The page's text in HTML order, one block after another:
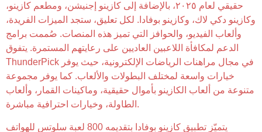
حقيقي لعام ٢٠٢٥، بالإضافة إلى كازينو إجنيشن، ومطعم كازينو،
وكازينو دكي لاك، وكازينو بوفادا. لكل تعليق، ستجد الميزات الفريدة،
وألعاب الفيديو، والحوافز التي تميز هذه المنصات. صُممت برامج
الدعم لمكافأة اللاعبين العاديين على رعايتهم المستمرة. يتفوق
ThunderPick في مجال مراهنات الرياضات الإلكترونية، حيث يوفر
خيارات واسعة لمختلف البطولات والألعاب. كما يوفر مجموعة
متنوعة من ألعاب الكازينو بأموال حقيقية، وماكينات القمار، وألعاب
الطاولة، وخيارات احترافية مباشرة.
يتميّز تطبيق كازينو بوفادا بتقديمه 800 لعبة سلوتس للهواتف